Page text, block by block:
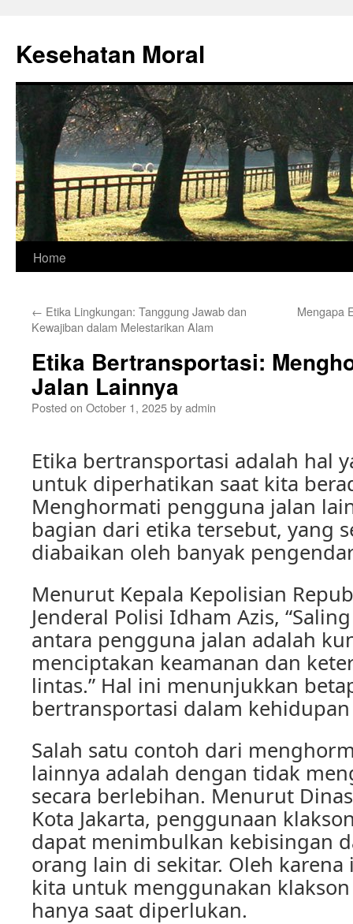
content
Kesehatan Moral
Home
← Etika Lingkungan: Tanggung Jawab dan
Kewajiban dalam Melestarikan Alam
Mengapa
Etika Bertransportasi:
Jalan Lainnya
Posted on October 1, 2025byadmin
Etika bertransportasi adalah hal
untuk diperhatikan saat kita
Menghormati pengguna jalan
bagian dari etika tersebut, yang
diabaikan oleh banyak
Menurut Kepala Kepolisian
Jenderal Polisi Idham Azis,
antara pengguna jalan adalah
menciptakan keamanan dan
lintas.” Hal ini menunjukkan
bertransportasi dalam
Salah satu contoh dari
lainnya adalah dengan tidak
secara berlebihan. Menurut
Kota Jakarta, penggunaan
dapat menimbulkan kebisingan
orang lain di sekitar. Oleh
kita untuk menggunakan
hanya saat diperlukan.